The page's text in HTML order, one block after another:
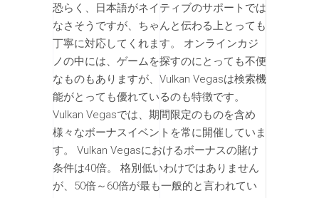
恐らく、日本語がネイティブのサポートでは
なさそうですが、ちゃんと伝わる上とっても
丁寧に対応してくれます。 オンラインカジ
ノの中には、ゲームを探すのにとっても不便
なものもありますが、Vulkan Vegasは検索機
能がとっても優れているのも特徴です。
Vulkan Vegasでは、期間限定のものを含め
様々なボーナスイベントを常に開催していま
す。 Vulkan Vegasにおけるボーナスの賭け
条件は40倍。 格別低いわけではありません
が、50倍～60倍が最も一般的と言われてい